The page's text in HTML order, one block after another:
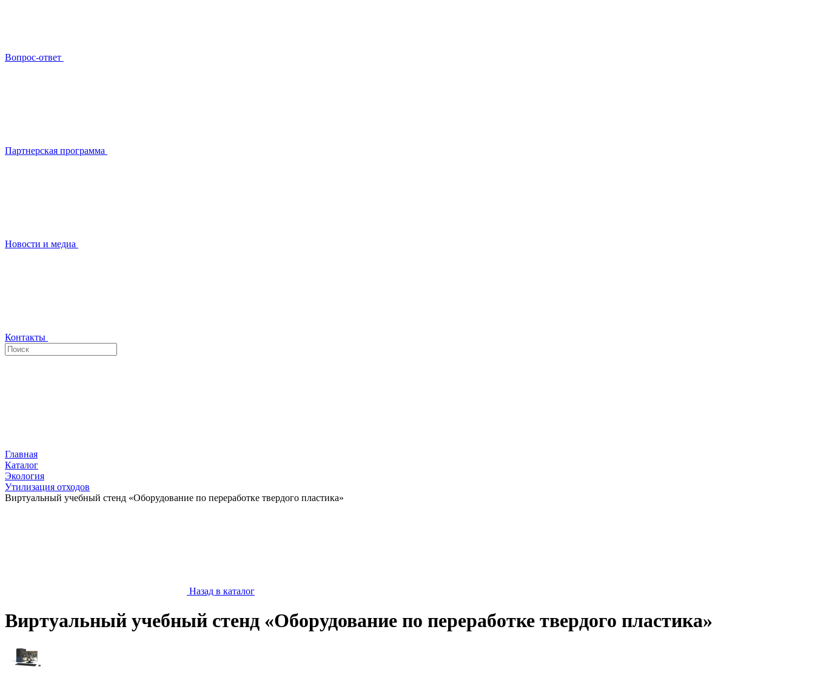
Вопрос-ответ
Партнерская программа
Новости и медиа
Контакты
Главная
Каталог
Экология
Утилизация отходов
Виртуальный учебный стенд «Оборудование по переработке твердого пластика»
Назад в каталог
Виртуальный учебный стенд «Оборудование по переработке твердого пластика»